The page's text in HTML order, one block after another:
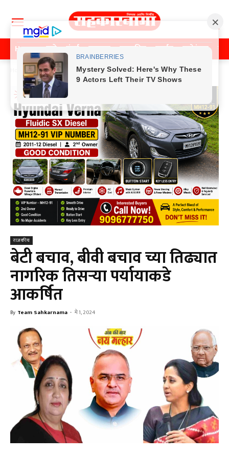
Home पुणे मुंबई महाराष्ट्र राजकीय क्राईम मनोरंजन
Home राजकीय
राजकीय
बेटी बचाव, बीवी बचाव च्या तिढ्यात
नागरिक तिसऱ्या पर्यायाकडे
आकर्षित
By Team Sahkarnama - मे 1, 2024